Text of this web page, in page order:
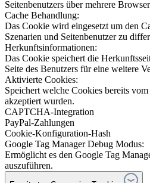
Seitenbenutzers über mehrere
Cache Behandlung:
Das Cookie wird eingesetzt um den
Szenarien und Seitenbenutzer zu
Herkunftsinformationen:
Das Cookie speichert die
Seite des Benutzers für eine weitere
Aktivierte Cookies:
Speichert welche Cookies bereits
akzeptiert wurden.
CAPTCHA-Integration
PayPal-Zahlungen
Cookie-Konfiguration-Hash
Google Tag Manager Debug Modus:
Ermöglicht es den Google Tag
auszuführen.